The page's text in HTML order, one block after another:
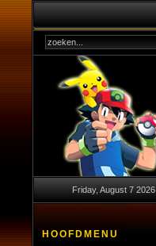
Friday, August 7 2026
HOOFDMENU